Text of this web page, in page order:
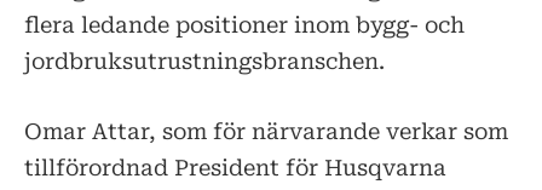
flera ledande positioner inom bygg- och
jordbruksutrustningsbranschen.
Omar Attar, som för närvarande verkar som
tillförordnad President för Husqvarna